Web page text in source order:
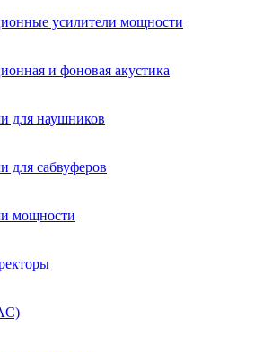
усилители мощности
и фоновая акустика
для наушников
для сабвуферов
мощности